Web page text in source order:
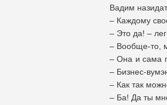
Вадим
– Каждому
– Это да! –
– Вообще-то,
– Она и сама
– Бизнес-
– Как так
– Ба! Да ты